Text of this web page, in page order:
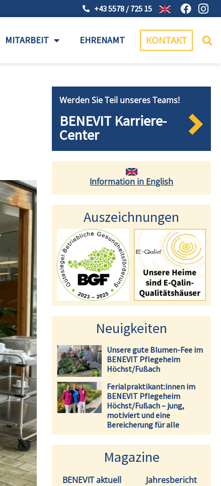
+43 5578 / 725 15
MITARBEIT EHRENAMT KONTAKT
Werden Sie Teil unseres Teams!
BENEVIT Karriere-
Center
Information in English
Auszeichnungen
Neuigkeiten
Unsere gute Blumen-Fee im
BENEVIT Pflegeheim
Höchst/Fußach
Ferialpraktikant:innen im
BENEVIT Pflegeheim
Höchst/Fußach – jung,
motiviert und eine
Bereicherung für alle
Magazine
BENEVIT aktuell Jahresbericht